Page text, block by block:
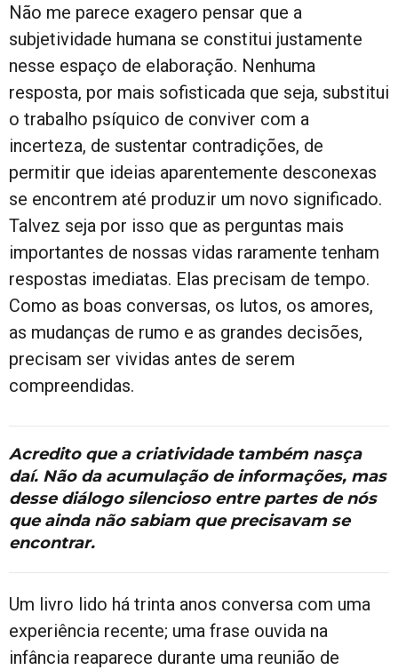
Não me parece exagero pensar que a
subjetividade humana se constitui justamente
nesse espaço de elaboração. Nenhuma
resposta, por mais sofisticada que seja, substitui
o trabalho psíquico de conviver com a
incerteza, de sustentar contradições, de
permitir que ideias aparentemente desconexas
se encontrem até produzir um novo significado.
Talvez seja por isso que as perguntas mais
importantes de nossas vidas raramente tenham
respostas imediatas. Elas precisam de tempo.
Como as boas conversas, os lutos, os amores,
as mudanças de rumo e as grandes decisões,
precisam ser vividas antes de serem
compreendidas.
Acredito que a criatividade também nasça
daí. Não da acumulação de informações, mas
desse diálogo silencioso entre partes de nós
que ainda não sabiam que precisavam se
encontrar.
Um livro lido há trinta anos conversa com uma
experiência recente; uma frase ouvida na
infância reaparece durante uma reunião de